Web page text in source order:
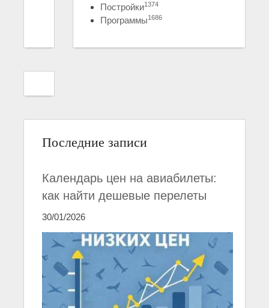
Постройки1374
Программы1686
Последние записи
Календарь цен на авиабилеты:
как найти дешевые перелеты
30/01/2026